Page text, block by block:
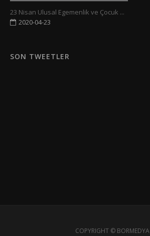
23 Nisan Ulusal Egemenlik ve Çocuk ...
2020-04-23
SON TWEETLER
COPYRIGHT © BORMEDYA